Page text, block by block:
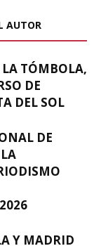
AUTOR
LA TÓMBOLA,
DE
DEL SOL
DE
Y MADRID